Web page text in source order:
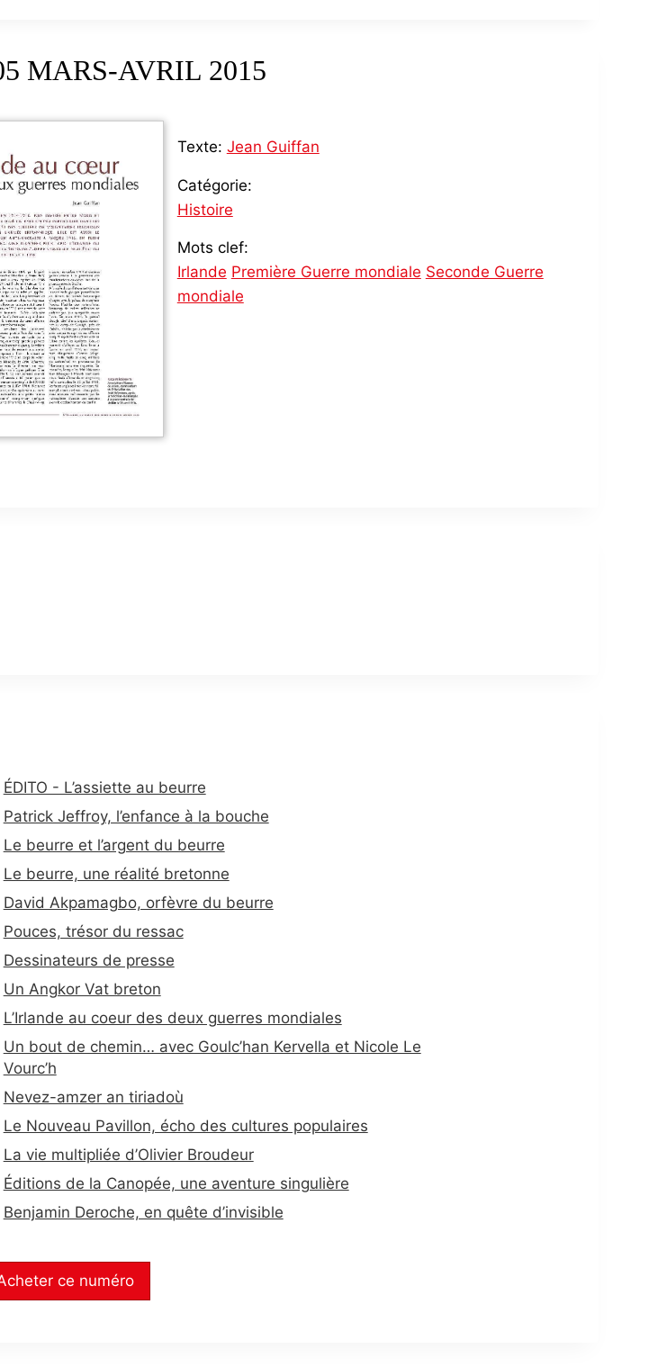
MARS-AVRIL 2015
Texte: Jean Guiffan
Catégorie:
Histoire
Mots clef:
Irlande Première Guerre mondiale Seconde Guerre
mondiale
ÉDITO - L’assiette au beurre
Patrick Jeffroy, l’enfance à la bouche
Le beurre et l’argent du beurre
Le beurre, une réalité bretonne
David Akpamagbo, orfèvre du beurre
Pouces, trésor du ressac
Dessinateurs de presse
Un Angkor Vat breton
L’Irlande au coeur des deux guerres mondiales
Un bout de chemin… avec Goulc’han Kervella et Nicole Le
Vourc’h
Nevez-amzer an tiriadoù
Le Nouveau Pavillon, écho des cultures populaires
La vie multipliée d’Olivier Broudeur
Éditions de la Canopée, une aventure singulière
Benjamin Deroche, en quête d’invisible
ce numéro